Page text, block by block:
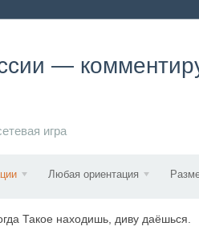
—
игра
Любая ориентация
Такое находишь, диву даёшься.